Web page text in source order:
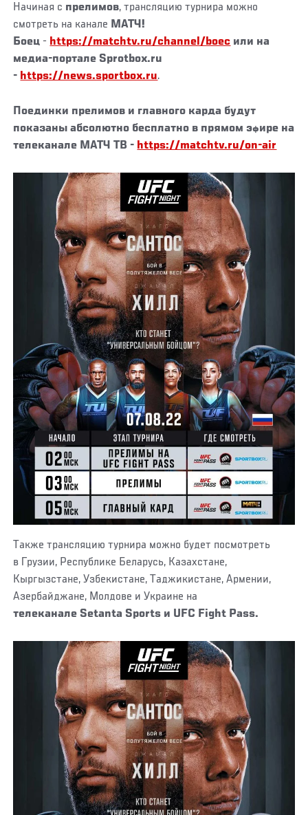
Начиная с прелимов, трансляцию турнира можно
смотреть на канале МАТЧ!
Боец - https://matchtv.ru/channel/boec или на
медиа-портале Sprotbox.ru
- https://news.sportbox.ru.
Поединки прелимов и главного карда будут
показаны абсолютно бесплатно в прямом эфире на
телеканале МАТЧ ТВ - https://matchtv.ru/on-air
Также трансляцию турнира можно будет посмотреть
в Грузии, Республике Беларусь, Казахстане,
Кыргызстане, Узбекистане, Таджикистане, Армении,
Азербайджане, Молдове и Украине на
телеканале Setanta Sports и UFC Fight Pass.